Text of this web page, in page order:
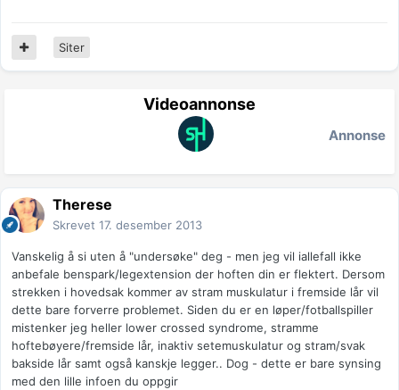
Siter
Videoannonse
Annonse
Therese
Skrevet 17. desember 2013
Vanskelig å si uten å "undersøke" deg - men jeg vil iallefall ikke
anbefale benspark/legextension der hoften din er flektert. Dersom
strekken i hovedsak kommer av stram muskulatur i fremside lår vil
dette bare forverre problemet. Siden du er en løper/fotballspiller
mistenker jeg heller lower crossed syndrome, stramme
hoftebøyere/fremside lår, inaktiv setemuskulatur og stram/svak
bakside lår samt også kanskje legger.. Dog - dette er bare synsing
med den lille infoen du oppgir